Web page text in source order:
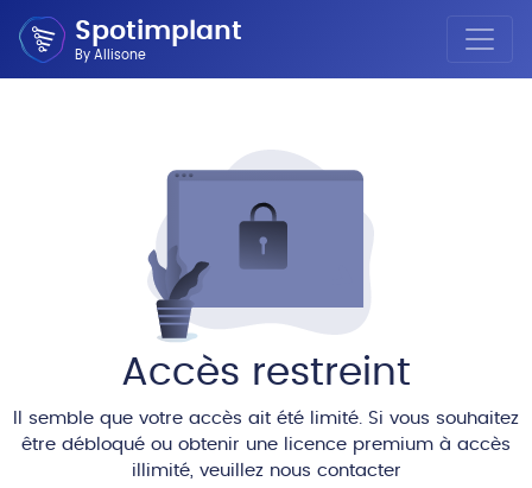
Spotimplant
By Allisone
Accès restreint
Il semble que votre accès ait été limité. Si vous souhaitez
être débloqué ou obtenir une licence premium à accès
illimité, veuillez nous contacter